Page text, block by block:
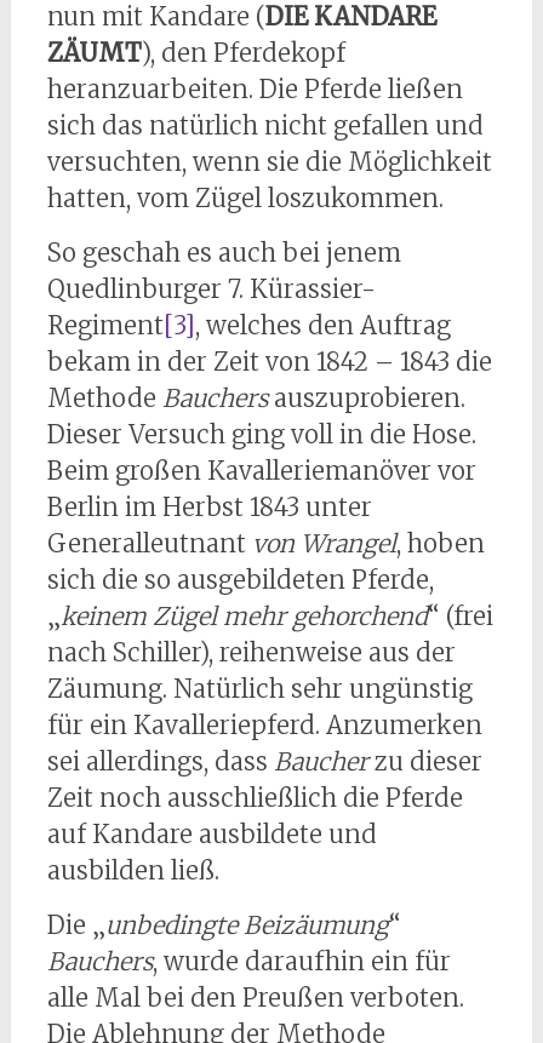
nun mit Kandare (DIE KANDARE
ZÄUMT), den Pferdekopf
heranzuarbeiten. Die Pferde ließen
sich das natürlich nicht gefallen und
versuchten, wenn sie die Möglichkeit
hatten, vom Zügel loszukommen.
So geschah es auch bei jenem
Quedlinburger 7. Kürassier-
Regiment[3], welches den Auftrag
bekam in der Zeit von 1842 – 1843 die
Methode Bauchersauszuprobieren.
Dieser Versuch ging voll in die Hose.
Beim großen Kavalleriemanöver vor
Berlin im Herbst 1843 unter
Generalleutnant von Wrangel, hoben
sich die so ausgebildeten Pferde,
„keinem Zügel mehr gehorchend“ (frei
nach Schiller), reihenweise aus der
Zäumung. Natürlich sehr ungünstig
für ein Kavalleriepferd. Anzumerken
sei allerdings, dass Baucherzu dieser
Zeit noch ausschließlich die Pferde
auf Kandare ausbildete und
ausbilden ließ.
Die „unbedingte Beizäumung“
Bauchers, wurde daraufhin ein für
alle Mal bei den Preußen verboten.
Die Ablehnung der Methode